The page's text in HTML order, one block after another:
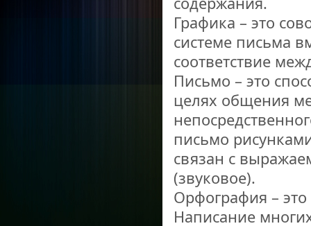
Графика – это
системе письма
соответствие
Письмо – это
целях общения
письмо
связан с
(звуковое).
Орфография –
Написание